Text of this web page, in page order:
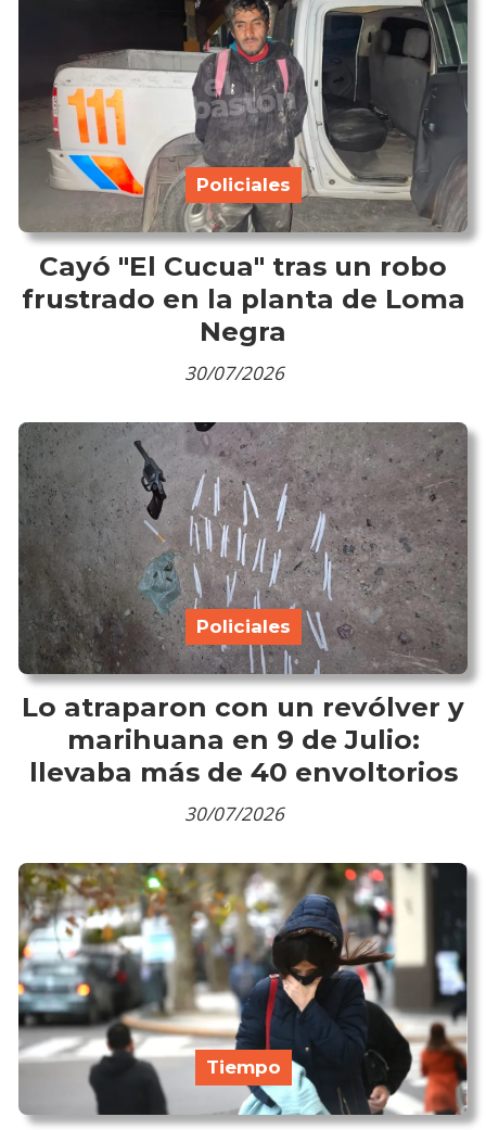
Cayó "El Cucua" tras un robo
frustrado en la planta de Loma
Negra
Policiales
30/07/2026
Lo atraparon con un revólver y
marihuana en 9 de Julio:
llevaba más de 40 envoltorios
Policiales
30/07/2026
Tiempo